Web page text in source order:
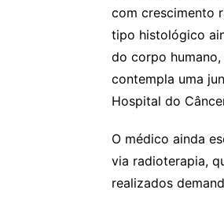
com crescimento
tipo histológico
do corpo
contempla uma
Hospital do
O médico ainda
via radioterapia,
realizados